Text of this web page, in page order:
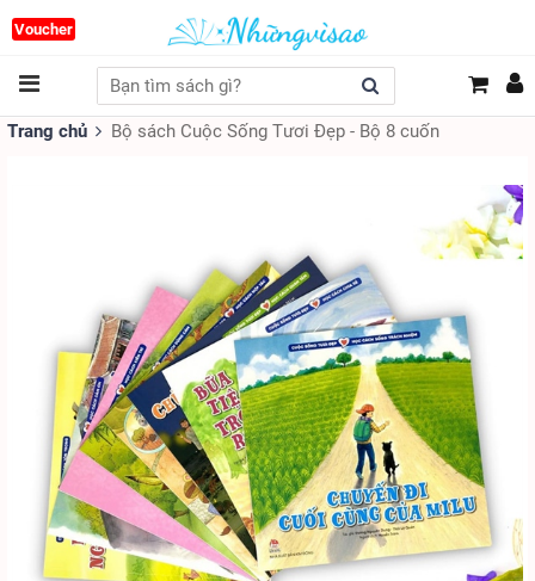
Voucher
Trang chủ Bộ sách Cuộc Sống Tươi Đẹp - Bộ 8 cuốn